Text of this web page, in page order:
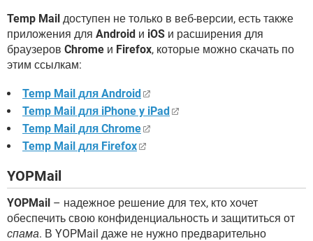
Temp Mail доступен не только в веб-версии, есть также
приложения для Android и iOS и расширения для
браузеров Chrome и Firefox, которые можно скачать по
этим ссылкам:
Temp Mail для Android
Temp Mail для iPhone y iPad
Temp Mail для Chrome
Temp Mail для Firefox
YOPMail
YOPMail – надежное решение для тех, кто хочет
обеспечить свою конфиденциальность и защититься от
спама. В YOPMail даже не нужно предварительно